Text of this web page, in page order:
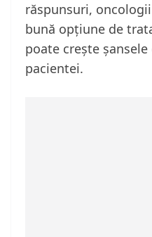
răspunsuri,
bună opțiune de
poate crește
pacientei.